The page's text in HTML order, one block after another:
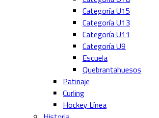
Categoría U15
Categoría U13
Categoría U11
Categoría U9
Escuela
Quebrantahuesos
Patinaje
Curling
Hockey Línea